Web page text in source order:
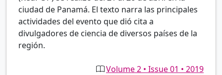
ciudad de Panamá. El texto narra las principales
actividades del evento que dió cita a
divulgadores de ciencia de diversos países de la
región.
Volume 2 • Issue 01 • 2019